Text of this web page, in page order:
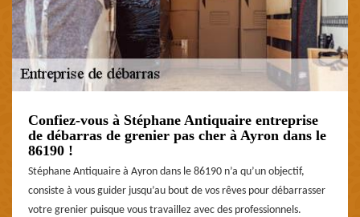
Confiez-vous à Stéphane Antiquaire entreprise
de débarras de grenier pas cher à Ayron dans le
86190 !
Stéphane Antiquaire à Ayron dans le 86190 n’a qu’un objectif,
consiste à vous guider jusqu’au bout de vos rêves pour débarrasser
votre grenier puisque vous travaillez avec des professionnels.